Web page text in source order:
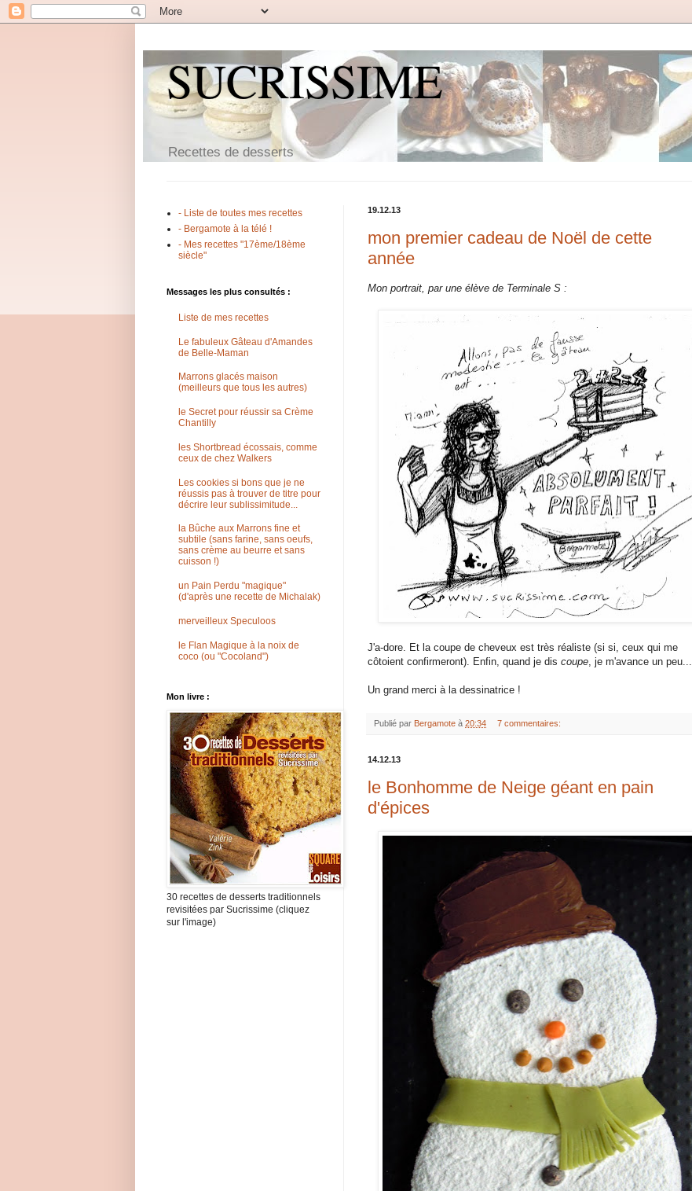
SUCRISSIME
Recettes de desserts
19.12.13
mon premier cadeau de Noël de cette
année
Mon portrait, par une élève de Terminale S :
J'a-dore. Et la coupe de cheveux est très réaliste (si si, ceux qui me
côtoient confirmeront). Enfin, quand je dis coupe, je m'avance un peu...
Un grand merci à la dessinatrice !
Publié par Bergamote à 20:34 7 commentaires:
14.12.13
le Bonhomme de Neige géant en pain
d'épices
- Liste de toutes mes recettes
- Bergamote à la télé !
- Mes recettes "17ème/18ème
siècle"
Messages les plus consultés :
Liste de mes recettes
Le fabuleux Gâteau d'Amandes
de Belle-Maman
Marrons glacés maison
(meilleurs que tous les autres)
le Secret pour réussir sa Crème
Chantilly
les Shortbread écossais, comme
ceux de chez Walkers
Les cookies si bons que je ne
réussis pas à trouver de titre pour
décrire leur sublissimitude...
la Bûche aux Marrons fine et
subtile (sans farine, sans oeufs,
sans crème au beurre et sans
cuisson !)
un Pain Perdu "magique"
(d'après une recette de Michalak)
merveilleux Speculoos
le Flan Magique à la noix de
coco (ou "Cocoland")
Mon livre :
30 recettes de desserts traditionnels
revisitées par Sucrissime (cliquez
sur l'image)